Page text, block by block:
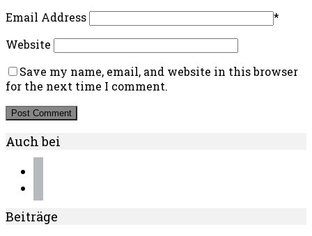
Email Address
*
Website
Save my name, email, and website in this browser
for the next time I comment.
Auch bei
Beiträge